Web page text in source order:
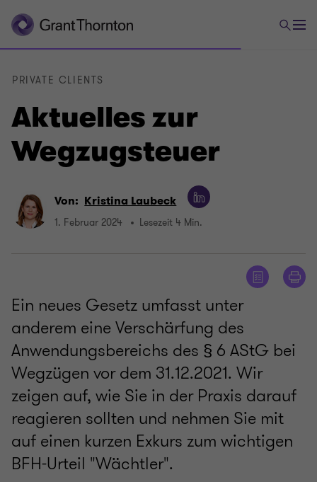
Aktuelles zur
Wegzugsteuer
PRIVATE CLIENTS
Von: Kristina Laubeck
1. Februar 2024 Lesezeit 4 Min.
Ein neues Gesetz umfasst unter
anderem eine Verschärfung des
Anwendungsbereichs des § 6 AStG bei
Wegzügen vor dem 31.12.2021. Wir
zeigen auf, wie Sie in der Praxis darauf
reagieren sollten und nehmen Sie mit
auf einen kurzen Exkurs zum wichtigen
BFH-Urteil "Wächtler".